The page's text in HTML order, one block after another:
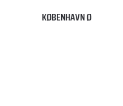
KØBENHAVN Ø